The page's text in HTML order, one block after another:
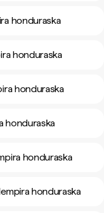
honduraska
honduraska
honduraska
honduraska
honduraska
honduraska